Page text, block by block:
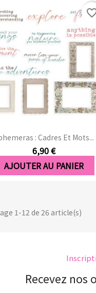
: Cadres Et Mots...
6,90 €
AJOUTER AU PANIER
Aperçu rapide
1-12 de 26 article(s)
Recevez nos